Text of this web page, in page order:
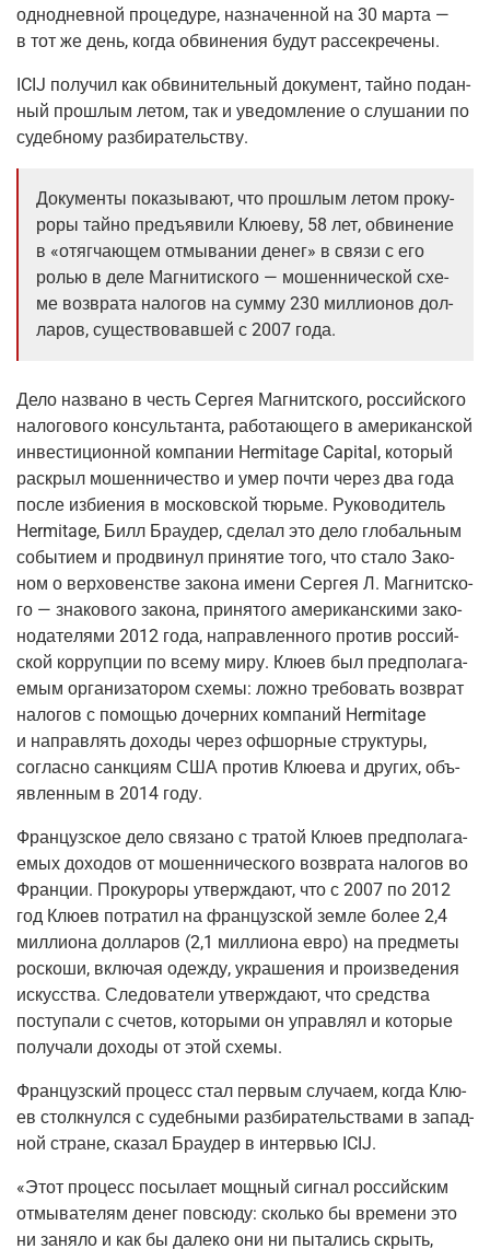
одно­днев­ной про­це­ду­ре, назна­чен­ной на 30 мар­та —
в тот же день, когда обви­не­ния будут рассекречены.
ICIJ полу­чил как обви­ни­тель­ный доку­мент, тай­но подан­
ный про­шлым летом, так и уве­дом­ле­ние о слу­ша­нии по
судеб­но­му разбирательству.
Доку­мен­ты пока­зы­ва­ют, что про­шлым летом про­ку­
ро­ры тай­но предъ­яви­ли Клю­е­ву, 58 лет, обви­не­ние
в «отяг­ча­ю­щем отмы­ва­нии денег» в свя­зи с его
ролью в деле Маг­ни­тис­ко­го — мошен­ни­че­ской схе­
ме воз­вра­та нало­гов на сум­му 230 мил­ли­о­нов дол­
ла­ров, суще­ство­вав­шей с 2007 года.
Дело назва­но в честь Сер­гея Маг­нит­ско­го, рос­сий­ско­го
нало­го­во­го кон­суль­тан­та, рабо­та­ю­ще­го в аме­ри­кан­ской
инве­сти­ци­он­ной ком­па­нии Hermitage Capital, кото­рый
рас­крыл мошен­ни­че­ство и умер почти через два года
после изби­е­ния в мос­ков­ской тюрь­ме. Руко­во­ди­тель
Hermitage, Билл Бра­удер, сде­лал это дело гло­баль­ным
собы­ти­ем и про­дви­нул при­ня­тие того, что ста­ло Зако­
ном о вер­хо­вен­стве зако­на име­ни Сер­гея Л. Маг­нит­ско­
го — зна­ко­во­го зако­на, при­ня­то­го аме­ри­кан­ски­ми зако­
но­да­те­ля­ми 2012 года, направ­лен­но­го про­тив рос­сий­
ской кор­руп­ции по все­му миру. Клю­ев был пред­по­ла­га­
е­мым орга­ни­за­то­ром схе­мы: лож­но тре­бо­вать воз­врат
нало­гов с помо­щью дочер­них ком­па­ний Hermitage
и направ­лять дохо­ды через офшор­ные струк­ту­ры,
соглас­но санк­ци­ям США про­тив Клю­е­ва и дру­гих, объ­
яв­лен­ным в 2014 году.
Фран­цуз­ское дело свя­за­но с тра­той Клю­ев пред­по­ла­га­
е­мых дохо­дов от мошен­ни­че­ско­го воз­вра­та нало­гов во
Фран­ции. Про­ку­ро­ры утвер­жда­ют, что с 2007 по 2012
год Клю­ев потра­тил на фран­цуз­ской зем­ле более 2,4
мил­ли­о­на дол­ла­ров (2,1 мил­ли­о­на евро) на пред­ме­ты
рос­ко­ши, вклю­чая одеж­ду, укра­ше­ния и про­из­ве­де­ния
искус­ства. Сле­до­ва­те­ли утвер­жда­ют, что сред­ства
посту­па­ли с сче­тов, кото­ры­ми он управ­лял и кото­рые
полу­ча­ли дохо­ды от этой схемы.
Фран­цуз­ский про­цесс стал пер­вым слу­ча­ем, когда Клю­
ев столк­нул­ся с судеб­ны­ми раз­би­ра­тель­ства­ми в запад­
ной стране, ска­зал Бра­удер в интер­вью ICIJ.
«Этот про­цесс посы­ла­ет мощ­ный сиг­нал рос­сий­ским
отмы­ва­те­лям денег повсю­ду: сколь­ко бы вре­ме­ни это
ни заня­ло и как бы дале­ко они ни пыта­лись скрыть,